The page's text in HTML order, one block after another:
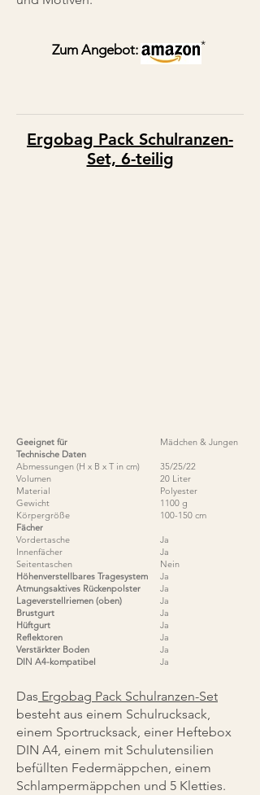
*
Zum Angebot:
Ergobag Pack Schulranzen-
Set, 6-teilig
Geeignet für
Technische Daten
Abmessungen (H x B x T in cm)
Volumen
Material
Gewicht
Körpergröße
Fächer
Vordertasche
Innenfächer
Seitentaschen
Höhenverstellbares Tragesystem
Atmungsaktives Rückenpolster
Lageverstellriemen (oben)
Brustgurt
Hüftgurt
Reflektoren
Verstärkter Boden
DIN A4-kompatibel
Mädchen & Jungen
35/25/22
20 Liter
Polyester
1100 g
100-150 cm
Ja
Ja
Nein
Ja
Ja
Ja
Ja
Ja
Ja
Ja
Ja
Das Ergobag Pack Schulranzen-Set
besteht aus einem Schulrucksack,
einem Sportrucksack, einer Heftebox
DIN A4, einem mit Schulutensilien
befüllten Federmäppchen, einem
Schlampermäppchen und 5 Kletties.